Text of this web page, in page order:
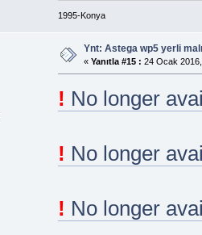
1995-Konya
Ynt: Astega wp5 yerli
« Yanıtla #15 : 24 Ocak
! No longer
! No longer
! No longer